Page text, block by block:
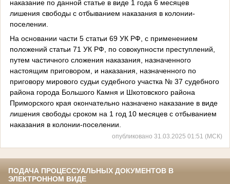
наказание по данной статье в виде 1 года 6 месяцев
лишения свободы с отбыванием наказания в колонии-
поселении.
На основании части 5 статьи 69 УК РФ, с применением
положений статьи 71 УК РФ, по совокупности преступлений,
путем частичного сложения наказания, назначенного
настоящим приговором, и наказания, назначенного по
приговору мирового судьи судебного участка № 37 судебного
района города Большого Камня и Шкотовского района
Приморского края окончательно назначено наказание в виде
лишения свободы сроком на 1 год 10 месяцев с отбыванием
наказания в колонии-поселении.
опубликовано 31.03.2025 01:51 (МСК)
ПОДАЧА ПРОЦЕССУАЛЬНЫХ ДОКУМЕНТОВ В
ЭЛЕКТРОННОМ ВИДЕ